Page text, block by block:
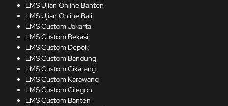
LMS Ujian Online Banten
LMS Ujian Online Bali
LMS Custom Jakarta
LMS Custom Bekasi
LMS Custom Depok
LMS Custom Bandung
LMS Custom Cikarang
LMS Custom Karawang
LMS Custom Cilegon
LMS Custom Banten